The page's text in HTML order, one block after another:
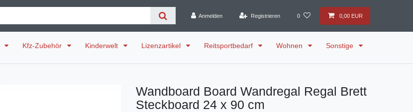
Anmelden Registrieren 0 0,00 EUR
Kfz-Zubehör Kinderwelt Lizenzartikel Reitsportbedarf Wohnen Sonstige
Wandboard Board Wandregal Regal Brett
Steckboard 24 x 90 cm